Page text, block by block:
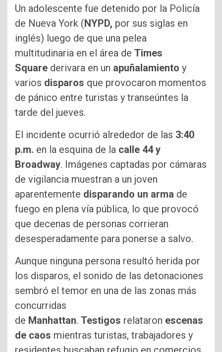
Un adolescente fue detenido por la Policía
de Nueva York (NYPD, por sus siglas en
inglés) luego de que una pelea
multitudinaria en el área de Times
Square derivara en un apuñalamiento y
varios disparos que provocaron momentos
de pánico entre turistas y transeúntes la
tarde del jueves.
El incidente ocurrió alrededor de las 3:40
p.m. en la esquina de la calle 44 y
Broadway. Imágenes captadas por cámaras
de vigilancia muestran a un joven
aparentemente disparando un arma de
fuego en plena vía pública, lo que provocó
que decenas de personas corrieran
desesperadamente para ponerse a salvo.
Aunque ninguna persona resultó herida por
los disparos, el sonido de las detonaciones
sembró el temor en una de las zonas más
concurridas
de Manhattan. Testigos relataron escenas
de caos mientras turistas, trabajadores y